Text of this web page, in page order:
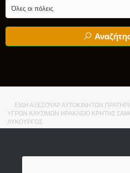
ΕΙΔΗ ΑΞΕΣΟΥΑΡ ΑΥΤΟΚΙΝΗΤΩΝ
ΥΓΡΩΝ ΚΑΥΣΙΜΩΝ ΗΡΑΚΛΕΙΟ ΚΡΗΤΗΣ
ΛΥΚΟΥΡΓΟΣ